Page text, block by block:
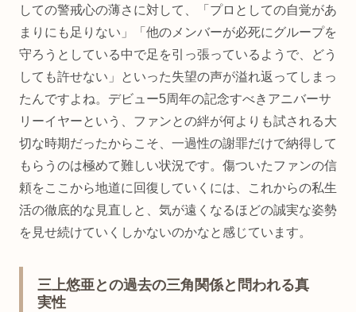
しての警戒心の薄さに対して、「プロとしての自覚があ
まりにも足りない」「他のメンバーが必死にグループを
守ろうとしている中で足を引っ張っているようで、どう
しても許せない」といった失望の声が溢れ返ってしまっ
たんですよね。デビュー5周年の記念すべきアニバーサ
リーイヤーという、ファンとの絆が何よりも試される大
切な時期だったからこそ、一過性の謝罪だけで納得して
もらうのは極めて難しい状況です。傷ついたファンの信
頼をここから地道に回復していくには、これからの私生
活の徹底的な見直しと、気が遠くなるほどの誠実な姿勢
を見せ続けていくしかないのかなと感じています。
三上悠亜との過去の三角関係と問われる真
実性